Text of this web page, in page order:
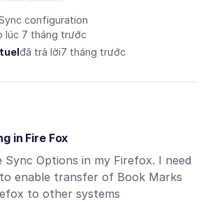
Sync configuration
lúc 7 tháng trước
đã trả lời7 tháng trước
in Fire Fox
Options in my Firefox. I need
enable transfer of Book Marks
to other systems